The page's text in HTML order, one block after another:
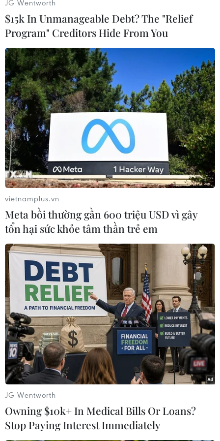
Hiện tại, tiền vệ phòng ngự này đãcó thể tham
gia luyện tập cùng các đồng đội trong cả tuần
qua mà không gặp phảivấn đề gì lớn với chấn
thương đầu gối và rất có thể sẽ ra sân trong trận
đấu đêmnay./.
Huy Anh (Vietnam+)
#Premier League #Manchester United
#Bolton
#Evans
#Hargreaves
Theo dõi VietnamPlus
JG Wentworth
$15k In Unmanageable Debt? The "Relief
Program" Creditors Hide From You
vietnamplus.vn
Meta bồi thường gần 600 triệu USD vì gây
tổn hại sức khỏe tâm thần trẻ em
JG Wentworth
Owning $10k+ In Medical Bills Or Loans?
Stop Paying Interest Immediately